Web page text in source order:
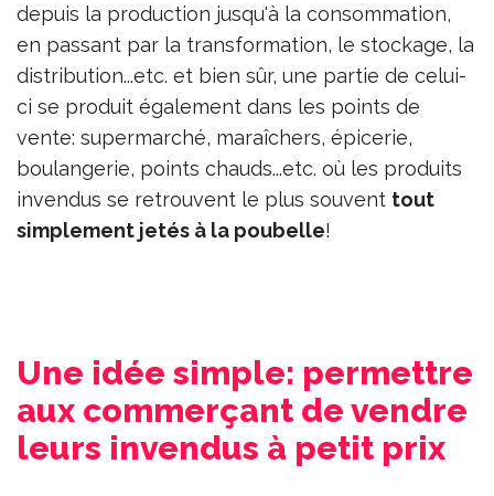
depuis la production jusqu'à la consommation,
en passant par la transformation, le stockage, la
distribution...etc. et bien sûr, une partie de celui-
ci se produit également dans les points de
vente: supermarché, maraîchers, épicerie,
boulangerie, points chauds...etc. où les produits
invendus se retrouvent le plus souvent tout
simplement jetés à la poubelle!
Une idée simple: permettre
aux commerçant de vendre
leurs invendus à petit prix